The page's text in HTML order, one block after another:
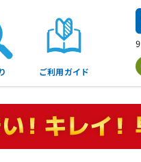
ご利用ガイド